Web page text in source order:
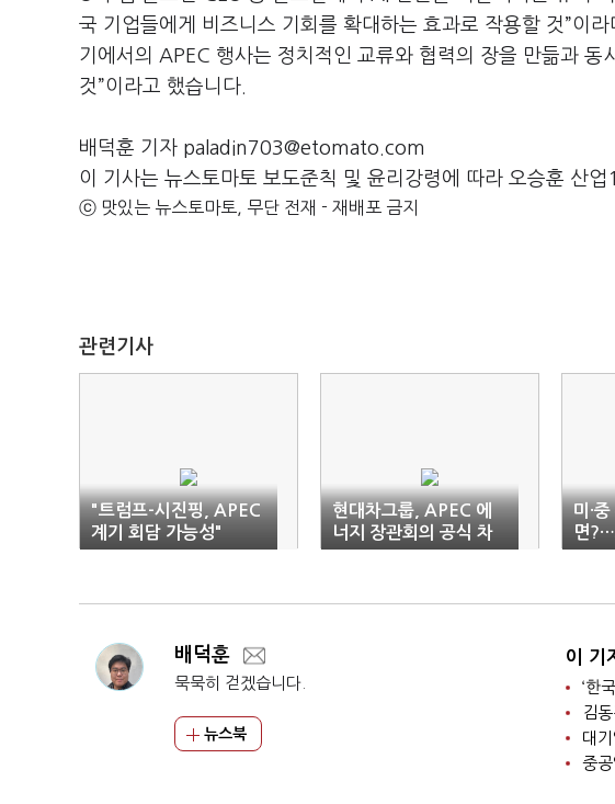
국 기업들에게 비즈니스 기회를 확대하는 효과로 작용할 것”이라
기에서의 APEC 행사는 정치적인 교류와 협력의 장을 만듦과
것”이라고 했습니다
배덕훈 기자 paladin703@etomato.com
이 기사는 뉴스토마토 보도준칙 및 윤리강령에 따라 오승훈 산업
ⓒ 맛있는 뉴스토마토, 무단 전재 - 재배포 금지
관련기사
"트럼프-시진핑, APEC
계기 회담 가능성"
현대차그룹, APEC 에
너지 장관회의 공식 차
량 지원
미·
면?…
남에
배덕훈
묵묵히 걷겠습니다.
뉴스북
이 기
‘한
김
대
중